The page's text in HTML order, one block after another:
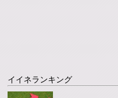
イイネランキング